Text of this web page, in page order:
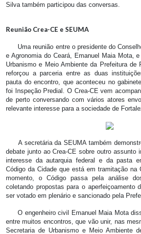
Silva também participou das conversas.
Reunião Crea-CE e SEUMA
Uma reunião entre o presidente do
e Agronomia do Ceará, Emanuel Maia Mota,
Urbanismo e Meio Ambiente da Prefeitura de
reforçou a parceria entre as duas
pauta do encontro, que aconteceu no
foi Inspeção Predial. O Crea-CE vem
de perto conversando com vários atores
relevante interesse para a sociedade de
A secretária da SEUMA também
debate junto ao Crea-CE sobre outro assunto
interesse da autarquia federal e da pasta
Código da Cidade que está em tramitação na
momento, o Código passa pela análise
coletando propostas para o aperfeiçoamento
ser votado em plenário e sancionado pela
O engenheiro civil Emanuel Maia Mota
entre muitos encontros, que vão unir, nas
Secretaria de Urbanismo e Meio Ambiente